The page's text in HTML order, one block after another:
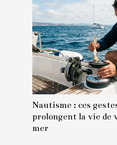
Nautisme : ces
prolongent la vie de
mer